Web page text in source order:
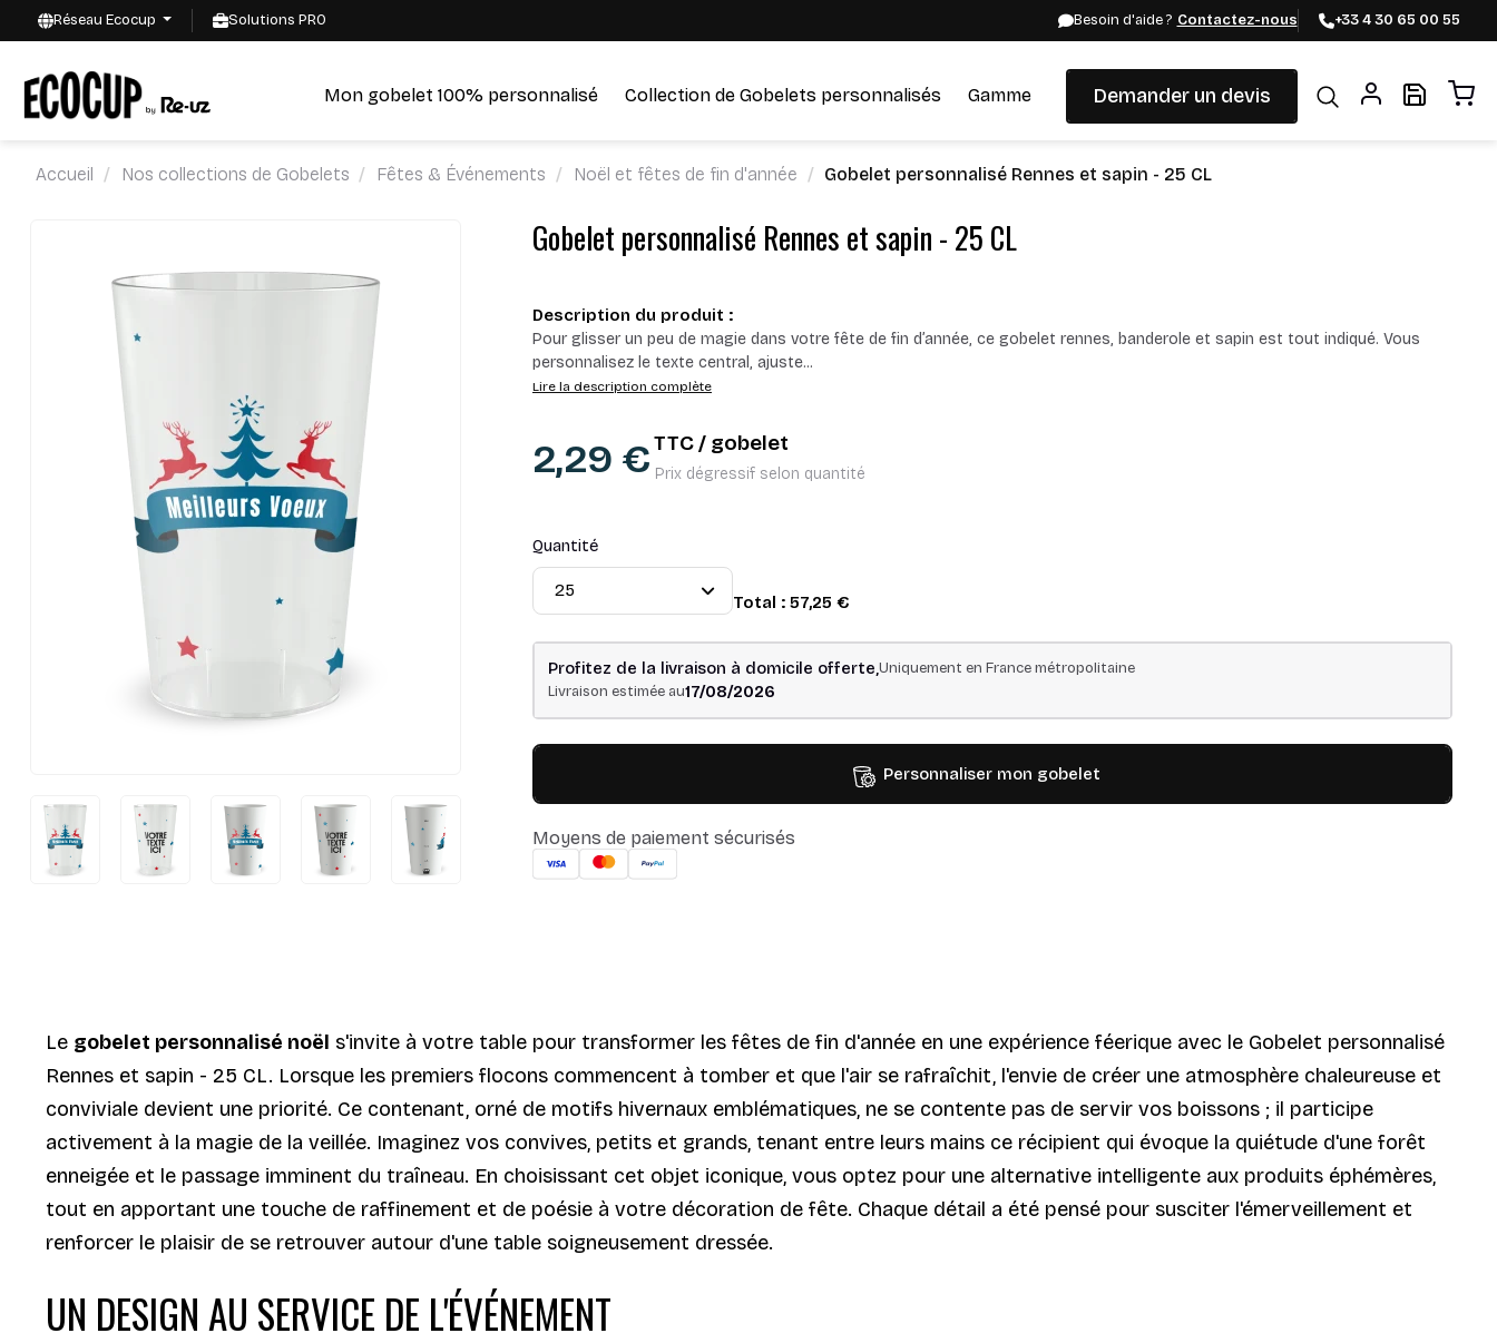
Réseau Ecocup Solutions PRO Besoin d'aide ? Contactez-nous +33 4 30 65 00 55
Mon gobelet 100% personnalisé Collection de Gobelets personnalisés Gamme Demander un devis
Accueil Nos collections de Gobelets Fêtes & Événements Noël et fêtes de fin d'année Gobelet personnalisé Rennes et sapin - 25 CL
Gobelet personnalisé Rennes et sapin - 25 CL
Description du produit :
Pour glisser un peu de magie dans votre fête de fin d’année, ce gobelet rennes, banderole et sapin est tout indiqué. Vous
personnalisez le texte central, ajuste...
Lire la description complète
2,29 €TTC / gobelet
Prix dégressif selon quantité
Quantité
Total : 57,25 €
Profitez de la livraison à domicile offerte,Uniquement en France métropolitaine
Livraison estimée au17/08/2026
Personnaliser mon gobelet
Moyens de paiement sécurisés
Le gobelet personnalisé noël s'invite à votre table pour transformer les fêtes de fin d'année en une expérience féerique avec le Gobelet personnalisé
Rennes et sapin - 25 CL. Lorsque les premiers flocons commencent à tomber et que l'air se rafraîchit, l'envie de créer une atmosphère chaleureuse et
conviviale devient une priorité. Ce contenant, orné de motifs hivernaux emblématiques, ne se contente pas de servir vos boissons ; il participe
activement à la magie de la veillée. Imaginez vos convives, petits et grands, tenant entre leurs mains ce récipient qui évoque la quiétude d'une forêt
enneigée et le passage imminent du traîneau. En choisissant cet objet iconique, vous optez pour une alternative intelligente aux produits éphémères,
tout en apportant une touche de raffinement et de poésie à votre décoration de fête. Chaque détail a été pensé pour susciter l'émerveillement et
renforcer le plaisir de se retrouver autour d'une table soigneusement dressée.
UN DESIGN AU SERVICE DE L'ÉVÉNEMENT